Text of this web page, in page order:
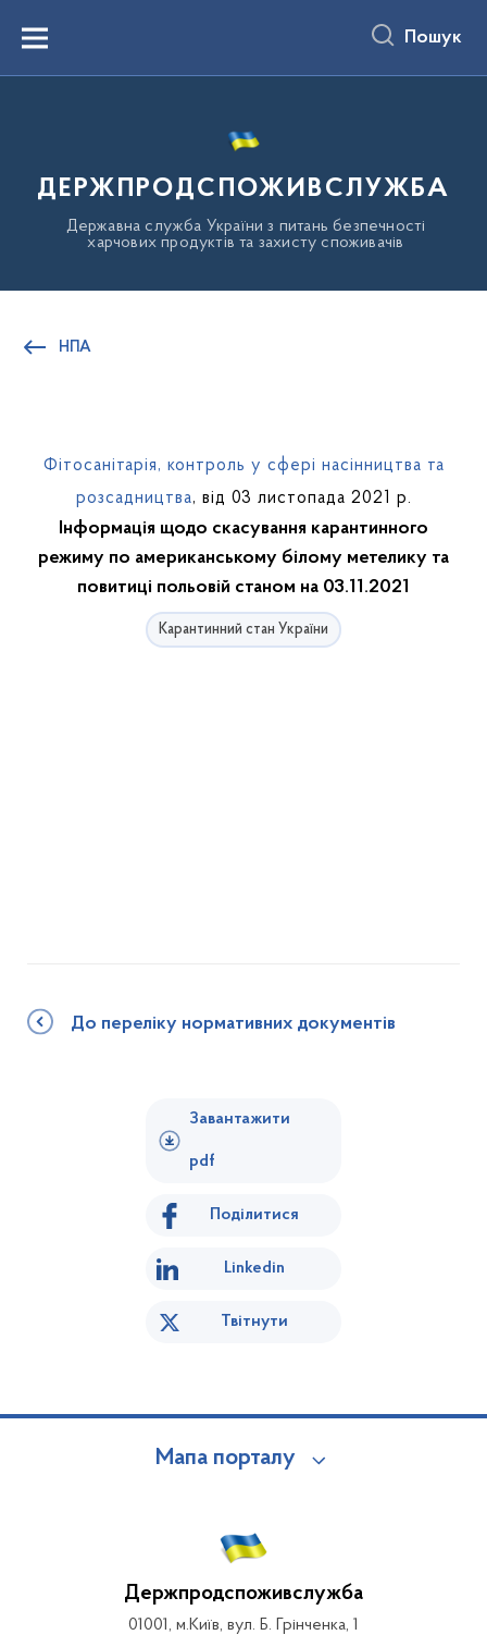
вмістуMenu Пошук
ДЕРЖПРОДСПОЖИВСЛУЖБА
Державна служба України з питань безпечності
харчових продуктів та захисту споживачів
НПА
Фітосанітарія, контроль у сфері насінництва та
розсадництва, від 03 листопада 2021 р.
Інформація щодо скасування карантинного
режиму по американському білому метелику та
повитиці польовій станом на 03.11.2021
Карантинний стан України
До переліку нормативних документів
Завантажити
pdf
Поділитися
Linkedin
Твітнути
Мапа порталу
Держпродспоживслужба
01001, м.Київ, вул. Б. Грінченка, 1